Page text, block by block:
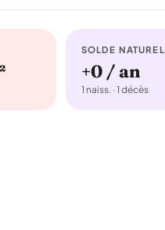
SOLDE NATUREL
+0 / an
1 naiss. · 1 décès